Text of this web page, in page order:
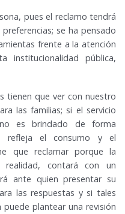
pues el reclamo tendrá
se ha pensado
frente a la atención
pública,
tienen que ver con nuestro
las familias; si el servicio
es brindado de forma
refleja el consumo y el
que reclamar porque la
contará con un
ante quien presentar su
las respuestas y si tales
plantear una revisión